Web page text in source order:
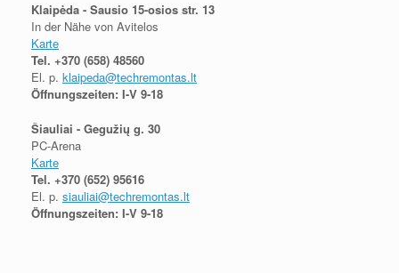
Klaipėda - Sausio 15-osios str. 13
In der Nähe von Avitelos
Karte
Tel. +370 (658) 48560
El. p. klaipeda@techremontas.lt
Öffnungszeiten: I-V 9-18
Šiauliai - Gegužių g. 30
PC-Arena
Karte
Tel. +370 (652) 95616
El. p. siauliai@techremontas.lt
Öffnungszeiten: I-V 9-18